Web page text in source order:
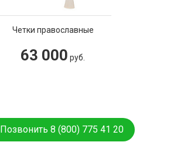
Четки православные
63 000 руб.
Позвонить 8 (800) 775 41 20